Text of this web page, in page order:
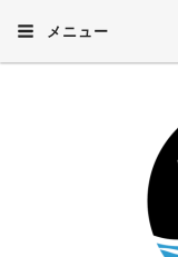
メニュー